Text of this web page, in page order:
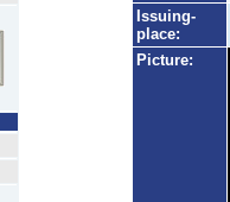
Issuing-
place:
Picture: